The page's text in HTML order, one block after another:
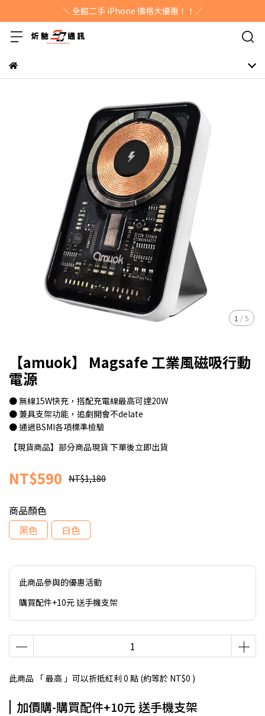
＼ 全館二手 iPhone 價格大優惠！！／
1 /5
【amuok】 Magsafe 工業風磁吸行動
電源
● 無線15W快充，搭配充電線最高可達20W
● 兼具支架功能，追劇開會不delate
● 通過BSMI各項標準檢驗
【現貨商品】部分商品現貨 下單後立即出貨
NT$590 NT$1,180
商品顏色
黑色
白色
此商品參與的優惠活動
購買配件+10元 送手機支架
此商品 「 最高 」可以折抵紅利 0 點 (約等於 NT$0 )
加價購-購買配件+10元 送手機支架